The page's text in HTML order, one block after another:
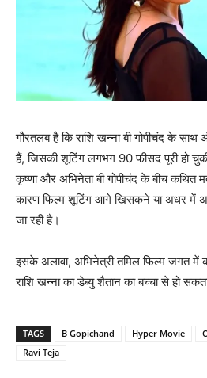
गौरतलब है कि राशि खन्‍ना बी गोपीचंद के
हैं, जिसकी शूटिंग लगभग 90 फीसद पूरी हो
कृष्‍णा और अभिनेता बी गोपीचंद के बीच
कारण फिल्‍म शूटिंग आगे खिसकने या अधर में
जा रही है।
इसके अलावा, अभिनेत्री तमिल फिल्‍म जगत में
राशि खन्‍ना का डेब्‍यु शैतान का बच्‍चा से हो
TAGS B Gopichand Hyper Movie
Ravi Teja